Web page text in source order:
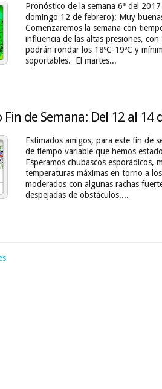
Pronóstico de la semana 6ª del
domingo 12 de febrero): Muy
Comenzaremos la semana con
influencia de las altas presiones,
podrán rondar los 18ºC-19ºC y
soportables. El martes...
Fin de Semana: Del 12 al 14
Estimados amigos, para este fin de
de tiempo variable que hemos
Esperamos chubascos esporádicos,
temperaturas máximas en torno a
moderados con algunas rachas
despejadas de obstáculos....